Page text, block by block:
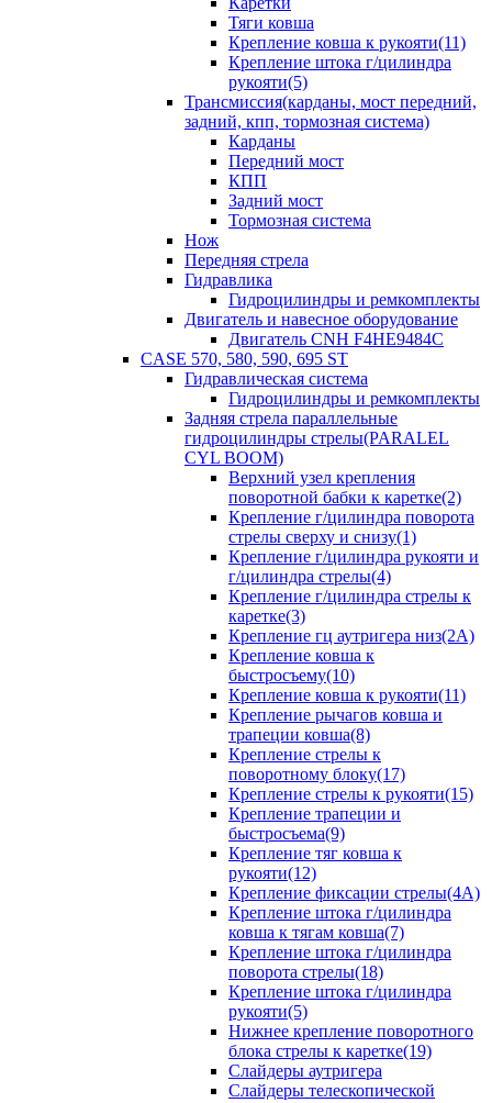
Тяги ковша
Крепление ковша к рукояти(11)
Крепление штока г/цилиндра
рукояти(5)
Трансмиссия(карданы, мост передний,
задний, кпп, тормозная система)
Карданы
Передний мост
КПП
Задний мост
Тормозная система
Нож
Передняя стрела
Гидравлика
Гидроцилиндры и ремкомплекты
Двигатель и навесное оборудование
Двигатель CNH F4HE9484C
CASE 570, 580, 590, 695 ST
Гидравлическая система
Гидроцилиндры и ремкомплекты
Задняя стрела параллельные
гидроцилиндры стрелы(PARALEL
CYL BOOM)
Верхний узел крепления
поворотной бабки к каретке(2)
Крепление г/цилиндра поворота
стрелы сверху и снизу(1)
Крепление г/цилиндра рукояти и
г/цилиндра стрелы(4)
Крепление г/цилиндра стрелы к
каретке(3)
Крепление гц аутригера низ(2А)
Крепление ковша к
быстросъему(10)
Крепление ковша к рукояти(11)
Крепление рычагов ковша и
трапеции ковша(8)
Крепление стрелы к
поворотному блоку(17)
Крепление стрелы к рукояти(15)
Крепление трапеции и
быстросъема(9)
Крепление тяг ковша к
рукояти(12)
Крепление фиксации стрелы(4A)
Крепление штока г/цилиндра
ковша к тягам ковша(7)
Крепление штока г/цилиндра
поворота стрелы(18)
Крепление штока г/цилиндра
рукояти(5)
Нижнее крепление поворотного
блока стрелы к каретке(19)
Слайдеры аутригера
Слайдеры телескопической